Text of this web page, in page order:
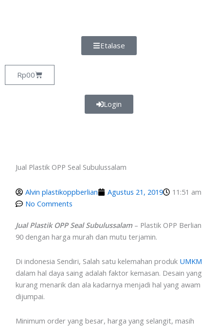
Etalase
Rp00
Cart
Login
Jual Plastik OPP Seal Subulussalam
Alvin plastikoppberlian Agustus 21, 2019
11:51 am
No Comments
Jual Plastik OPP Seal Subulussalam – Plastik OPP Berlian
90 dengan harga murah dan mutu terjamin.
Di indonesia Sendiri, Salah satu kelemahan produk UMKM
dalam hal daya saing adalah faktor kemasan. Desain yang
kurang menarik dan ala kadarnya menjadi hal yang awam
dijumpai.
Minimum order yang besar, harga yang selangit, masih